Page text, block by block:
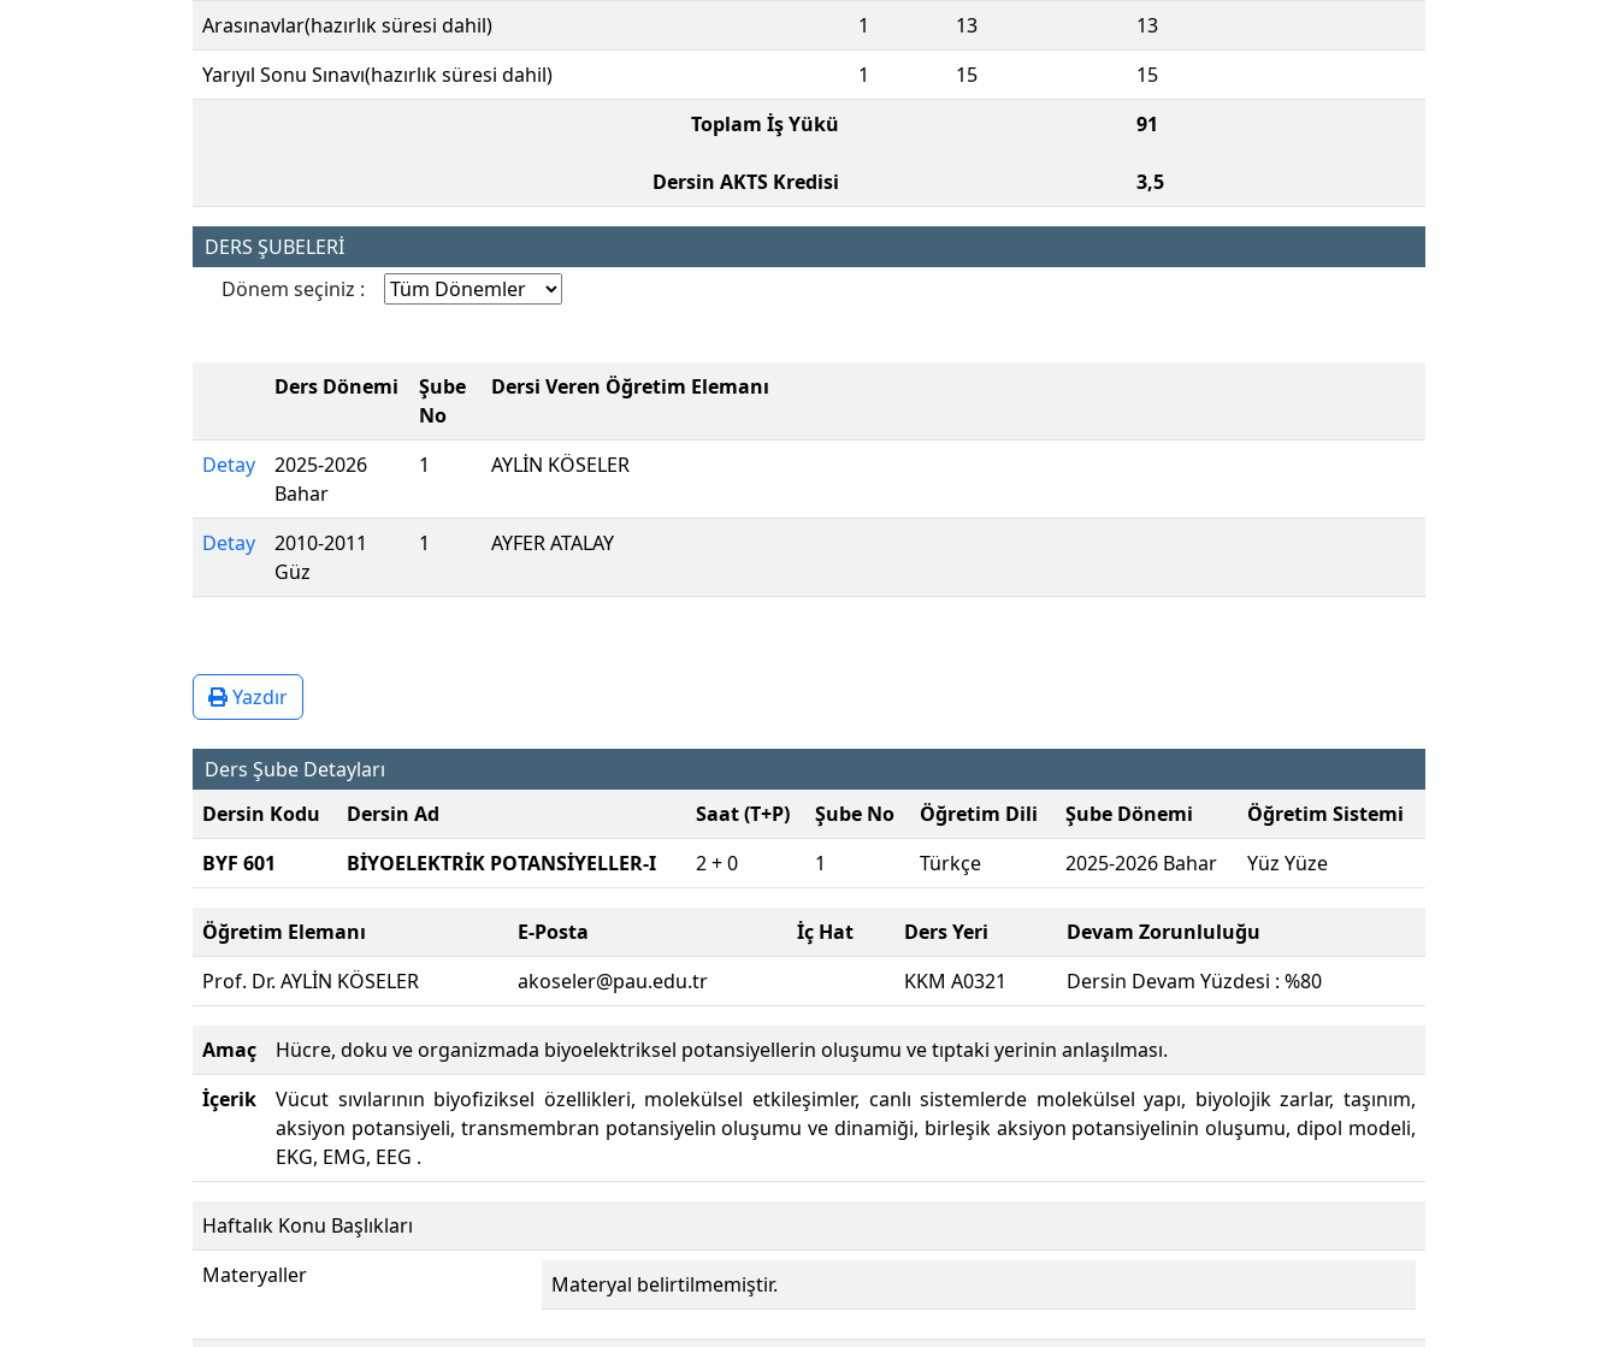
Arasınavlar(hazırlık süresi dahil)
1 13
13
Yarıyıl Sonu Sınavı(hazırlık süresi dahil)
1 15
15
Toplam İş Yükü
Dersin AKTS Kredisi
91
3,5
DERS ŞUBELERİ
Dönem seçiniz :
Ders Dönemi
Şube
No
Dersi Veren Öğretim Elemanı
Detay
2025-2026
Bahar
1 AYLİN KÖSELER
Detay
2010-2011
Güz
1 AYFER ATALAY
Yazdır
Ders Şube Detayları
Dersin Kodu
Dersin Ad Saat (T+P) Şube No Öğretim Dili Şube Dönemi
Öğretim Sistemi
BYF 601
BİYOELEKTRİK POTANSİYELLER-I 2 + 0 1 Türkçe 2025-2026 Bahar Yüz Yüze
Öğretim Elemanı E-Posta İç Hat Ders Yeri
Devam Zorunluluğu
Prof. Dr. AYLİN KÖSELER
akoseler@pau.edu.tr KKM A0321 Dersin Devam Yüzdesi : %80
Amaç
Hücre, doku ve organizmada biyoelektriksel potansiyellerin oluşumu ve tıptaki yerinin anlaşılması.
İçerik
Vücut sıvılarının biyofiziksel özellikleri, molekülsel etkileşimler, canlı sistemlerde molekülsel yapı, biyolojik zarlar, taşınım,
aksiyon potansiyeli, transmembran potansiyelin oluşumu ve dinamiği, birleşik aksiyon potansiyelinin oluşumu, dipol modeli,
EKG, EMG, EEG .
Haftalık Konu Başlıkları
Materyaller
Materyal belirtilmemiştir.